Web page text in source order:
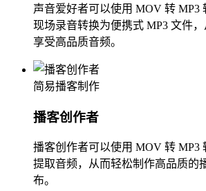
声音爱好者可以使用 MOV 转 MP3
现场录音转换为便携式 MP3 文件
享受高品质音频。
简易播客制作
播客创作者
播客创作者可以使用 MOV 转 MP3
提取音频，从而轻松制作高品质的
布。